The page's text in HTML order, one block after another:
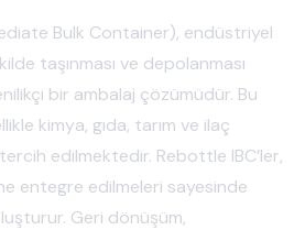
Bulk Container), endüstriyel
taşınması ve depolanması
bir ambalaj çözümüdür. Bu
kimya, gıda, tarım ve ilaç
edilmektedir. Rebottle IBC’ler,
entegre edilmeleri sayesinde
Geri dönüşüm,